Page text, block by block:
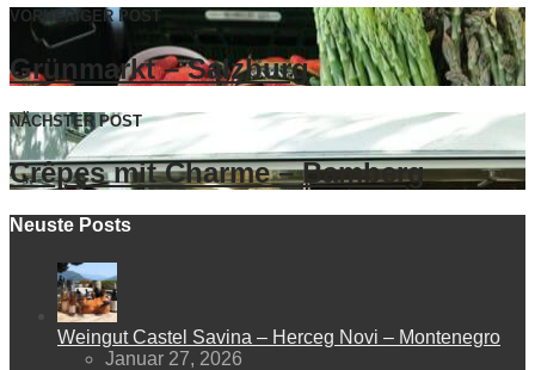
VORHERIGER POST
Grünmarkt – Salzburg
NÄCHSTER POST
Crêpes mit Charme – Bamberg
Neuste Posts
Weingut Castel Savina – Herceg Novi – Montenegro
Januar 27, 2026